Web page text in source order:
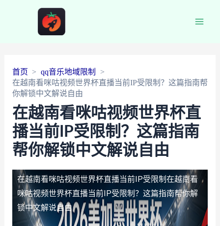
首页
qq音乐地域限制
在越南看咪咕视频世界杯直播当前IP受限制？这篇指南帮
你解锁中文解说自由
在越南看咪咕视频世界杯直
播当前IP受限制？这篇指南
帮你解锁中文解说自由
在越南看咪咕视频世界杯直播当前IP受限制 在越南看
咪咕视频世界杯直播当前IP受限制？这篇指南帮你解
锁中文解说自由